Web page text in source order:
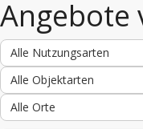
Angebote
Alle Nutzungsarten
Alle Objektarten
Alle Orte